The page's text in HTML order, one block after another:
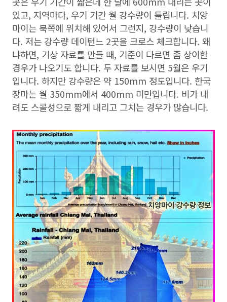
있고, 지역마다, 우기 기간 월 강수량이 틀립니다. 치앙
마이는 북쪽에 위치해 있어서 그런지, 강수량이 낮습니
다. 저는 강수량 데이턴느 2곳을 크로스 체크합니다. 왜
냐하면, 기상 자료를 만들 때, 기준이 다르면 좀 상이한
경우가 나오기도 합니다. 두 자료를 보시면 5월은 우기
입니다. 하지만 강수량은 약 150mm 정도입니다. 한국
장마는 월 350mm에서 400mm 미만입니다. 비가 내
려도 스콜성으로 짧게 내리고 그치는 경우가 많습니다.